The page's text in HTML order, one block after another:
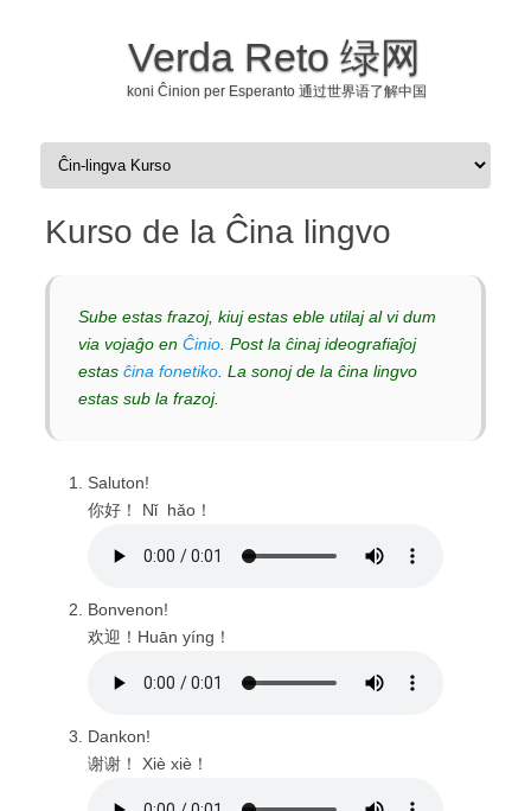
Verda Reto 绿网
koni Ĉinion per Esperanto 通过世界语了解中国
Skip to content
Kurso de la Ĉina lingvo
Sube estas frazoj, kiuj estas eble utilaj al vi dum
via vojaĝo en Ĉinio . Post la ĉinaj ideografiaĵoj
estas ĉina fonetiko . La sonoj de la ĉina lingvo
estas sub la frazoj.
Saluton!
你好！ Nǐ hǎo！
Bonvenon!
欢迎！Huān yíng！
Dankon!
谢谢！ Xiè xiè！